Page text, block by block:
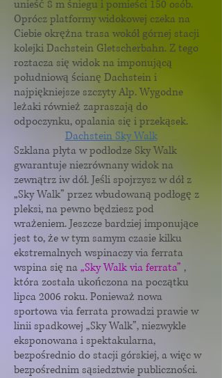
unieść 8 m śniegu i pomieści 150 osób.
Oprócz platformy widokowej czeka na
Ciebie okrężna trasa wokół górnej stacji
kolejki Dachstein Gletscherbahn. Z tego
roztacza się widok na imponującą
południową ścianę Dachstein i
najpiękniejsze szczyty Alp. Wygodne
leżaki również zapraszają do
odpoczynku, opalania się i przekąsek.
Dachstein Sky Walk
Szklana płyta w podłodze Sky Walk
gwarantuje niezrównany widok na
zewnątrz iw dół. Jeśli spojrzysz w dół z
„Sky Walk” przez wbudowaną podłogę z
pleksi, na pewno będziesz pod
wrażeniem. Jeszcze bardziej imponujące
jest to, że w tym samym czasie kilku
ekstremalnych wspinaczy via ferrata
wspina się na„Sky Walk via ferrata” ,
która została ukończona na początku
lipca 2006 roku. Ponieważ nowa
sportowa via ferrata prowadzi prawie w
linii spadkowej „Sky Walk”, niezwykle
eksponowana i spektakularna,
bezpośrednio do stacji górskiej, a więc w
bezpośrednim sąsiedztwie publiczności.